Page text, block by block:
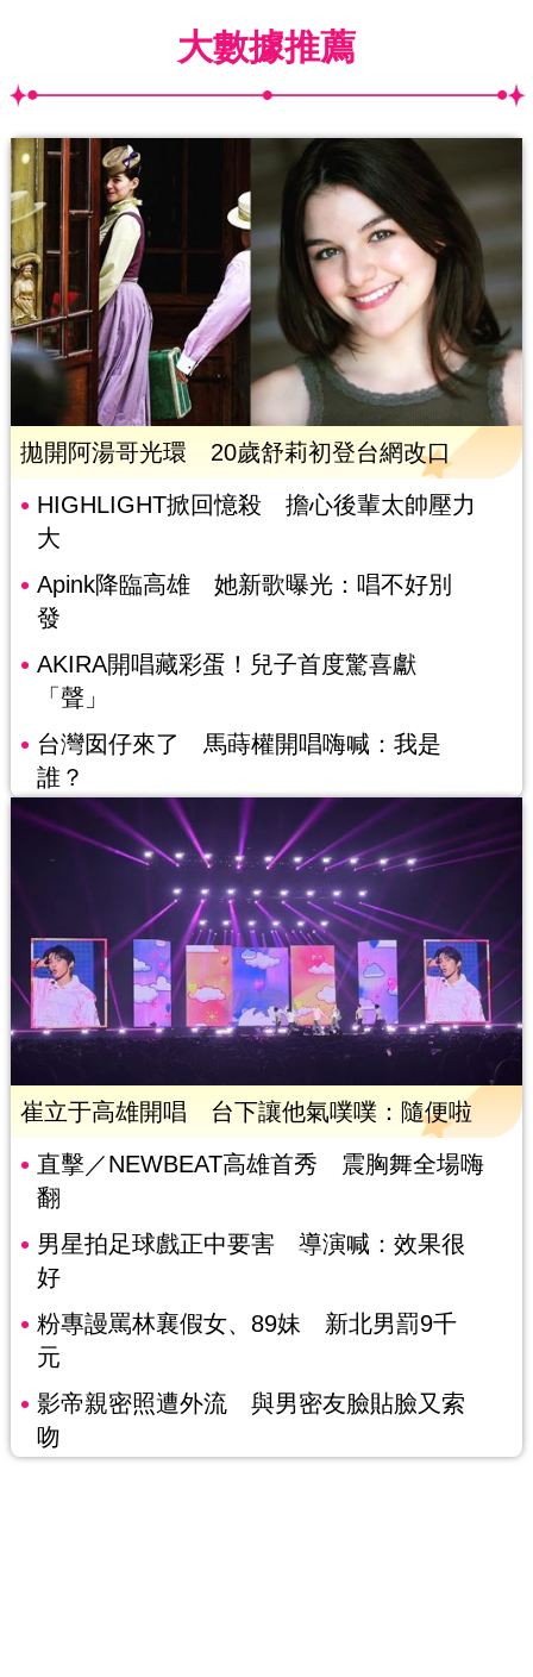
大數據推薦
拋開阿湯哥光環 20歲舒莉初登台網改口
HIGHLIGHT掀回憶殺 擔心後輩太帥壓力
大
Apink降臨高雄 她新歌曝光：唱不好別
發
AKIRA開唱藏彩蛋！兒子首度驚喜獻
「聲」
台灣囡仔來了 馬蒔權開唱嗨喊：我是
誰？
崔立于高雄開唱 台下讓他氣噗噗：隨便啦
直擊／NEWBEAT高雄首秀 震胸舞全場嗨
翻
男星拍足球戲正中要害 導演喊：效果很
好
粉專謾罵林襄假女、89妹 新北男罰9千
元
影帝親密照遭外流 與男密友臉貼臉又索
吻